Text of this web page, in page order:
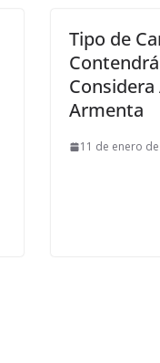
Tipo de
Armenta
11 de enero